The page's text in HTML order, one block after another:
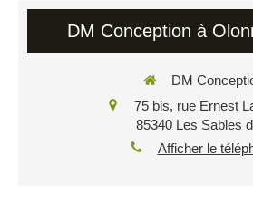
DM Conception à
DM
75 bis, rue Ernest
85340 Les Sables
Afficher le